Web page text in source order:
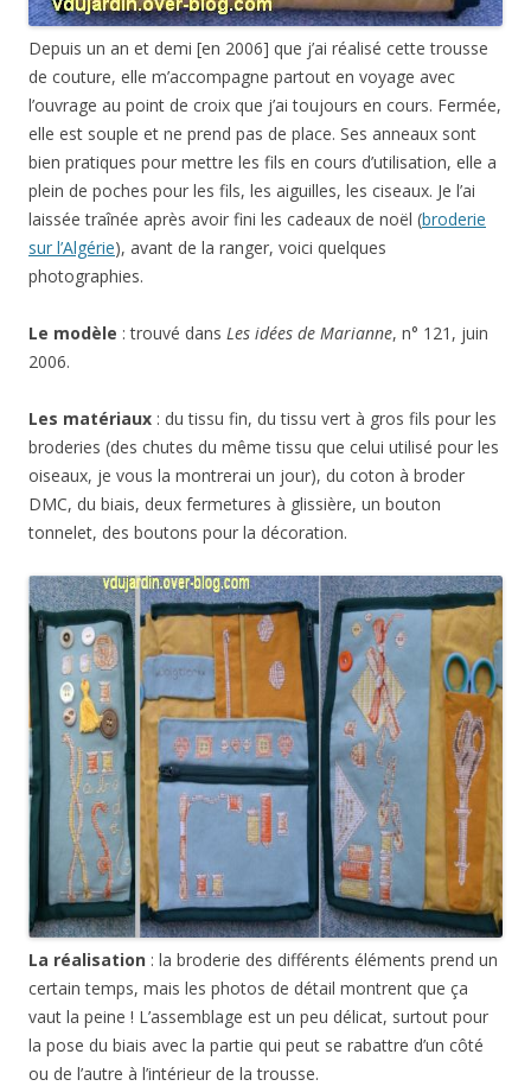
Depuis un an et demi [en 2006] que j’ai réalisé cette trousse
de couture, elle m’accompagne partout en voyage avec
l’ouvrage au point de croix que j’ai toujours en cours. Fermée,
elle est souple et ne prend pas de place. Ses anneaux sont
bien pratiques pour mettre les fils en cours d’utilisation, elle a
plein de poches pour les fils, les aiguilles, les ciseaux. Je l’ai
laissée traînée après avoir fini les cadeaux de noël (broderie
sur l’Algérie), avant de la ranger, voici quelques
photographies.
Le modèle : trouvé dans Les idées de Marianne, n° 121, juin
2006.
Les matériaux : du tissu fin, du tissu vert à gros fils pour les
broderies (des chutes du même tissu que celui utilisé pour les
oiseaux, je vous la montrerai un jour), du coton à broder
DMC, du biais, deux fermetures à glissière, un bouton
tonnelet, des boutons pour la décoration.
La réalisation : la broderie des différents éléments prend un
certain temps, mais les photos de détail montrent que ça
vaut la peine ! L’assemblage est un peu délicat, surtout pour
la pose du biais avec la partie qui peut se rabattre d’un côté
ou de l’autre à l’intérieur de la trousse.